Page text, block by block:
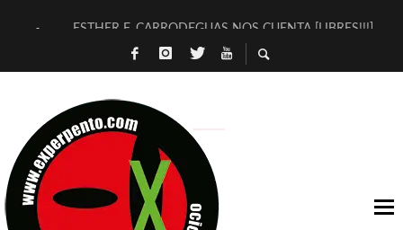
ESTHER F. CARRODEGUAS NOS CUENTA [LIBRES!!!]
[TERRA DE GUAPES] DE SANDRA MONFORT
TIMBRE 4, LA ESCUELA DEL DIRECTOR TEATRAL CLAUDIO
30 AÑOS (NO ES NADA) DE LA KATARSIS DEL TOMATAZO
MILITARES JUDÍAS EN #EXVITA
D’BALDOMEROS REINVENTAN [BITÁCORA 3.0] EN EXVITA